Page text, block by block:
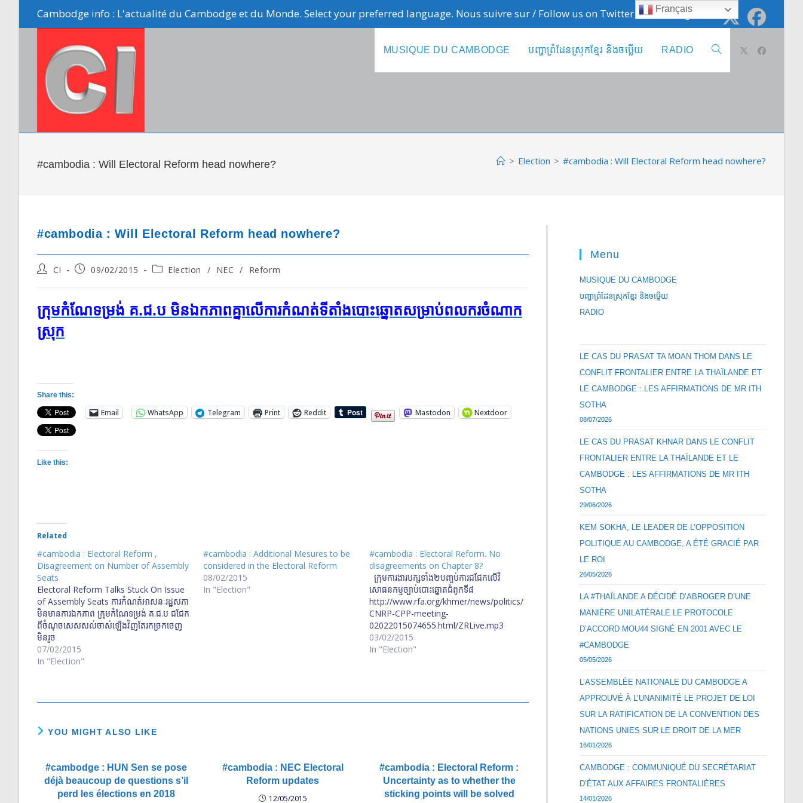
Cambodge info : L'actualité du Cambodge et du Monde. Select your preferred language. Nous suivre sur / Follow us on Twitter @cambodge_info
MUSIQUE DU CAMBODGE បញ្ហាព្រំដែនស្រុកខ្មែរ និងចឞ្លើយ RADIO Toggle
#cambodia : Will Electoral Reform head nowhere? > Election > #cambodia : Will Electoral Reform head nowhere?
#cambodia : Will Electoral Reform head nowhere?
PostCI
Post09/02/2015
PostElection / NEC / Reform
ក្រុម​កំណែទម្រង់ គ​.​ជ​.​ប មិន​ឯកភាព​គ្នា​លើ​ការកំណត់​ទីតាំង​បោះឆ្នោត​សម្រាប់​ពលករ​ចំណាក
ស្រុក​​
Share this:
Email WhatsApp Telegram Print Reddit Mastodon Nextdoor
Like this:
Related
#cambodia : Electoral Reform ,
Disagreement on Number of Assembly
Seats
Electoral Reform Talks Stuck On Issue
of Assembly Seats ការ​កំណត់​អាសនៈ​រដ្ឋសភា​
មិនមាន​ការ​ឯកភាព​ ក្រុម​កំណែទម្រង់ គ​.​ជ​.​ប ជជែក​
ពី​ចំណុច​សេសសល់​ចាស់​ឡើងវិញ​តែ​រក​ច្រកចេញ​
មិន​រួច​​
07/02/2015
In "Election"
#cambodia : Additional Mesures to be
considered in the Electoral Reform
08/02/2015
In "Election"
#cambodia : Electoral Reform. No
disagreements on Chapter 8?
ក្រុម​ការងារ​បក្ស​ទាំង​២​បញ្ចប់​ការ​ជជែក​លើ​វិ
សោធនកម្ម​ច្បាប់​បោះឆ្នោត​ជំពូក​ទី​៨
http://www.rfa.org/khmer/news/politics/
CNRP-CPP-meeting-
02022015074655.html/ZRLive.mp3
03/02/2015
In "Election"
YOU MIGHT ALSO LIKE
#cambodge : HUN Sen se pose
déjà beaucoup de questions s’il
perd les élections en 2018
#cambodia : NEC Electoral
Reform updates
12/05/2015
#cambodia : Electoral Reform :
Uncertainty as to whether the
sticking points will be solved
Menu
MUSIQUE DU CAMBODGE
បញ្ហាព្រំដែនស្រុកខ្មែរ និងចឞ្លើយ
RADIO
LE CAS DU PRASAT TA MOAN THOM DANS LE
CONFLIT FRONTALIER ENTRE LA THAÏLANDE ET
LE CAMBODGE : LES AFFIRMATIONS DE MR ITH
SOTHA
08/07/2026
LE CAS DU PRASAT KHNAR DANS LE CONFLIT
FRONTALIER ENTRE LA THAÏLANDE ET LE
CAMBODGE : LES AFFIRMATIONS DE MR ITH
SOTHA
29/06/2026
KEM SOKHA, LE LEADER DE L’OPPOSITION
POLITIQUE AU CAMBODGE, A ÉTÉ GRACIÉ PAR
LE ROI
26/05/2026
LA #THAÏLANDE A DÉCIDÉ D’ABROGER D’UNE
MANIÈRE UNILATÉRALE LE PROTOCOLE
D’ACCORD MOU44 SIGNÉ EN 2001 AVEC LE
#CAMBODGE
05/05/2026
L’ASSEMBLÉE NATIONALE DU CAMBODGE A
APPROUVÉ À L’UNANIMITÉ LE PROJET DE LOI
SUR LA RATIFICATION DE LA CONVENTION DES
NATIONS UNIES SUR LE DROIT DE LA MER
16/01/2026
CAMBODGE : COMMUNIQUÉ DU SECRÉTARIAT
D’ÉTAT AUX AFFAIRES FRONTALIÈRES
14/01/2026
Français